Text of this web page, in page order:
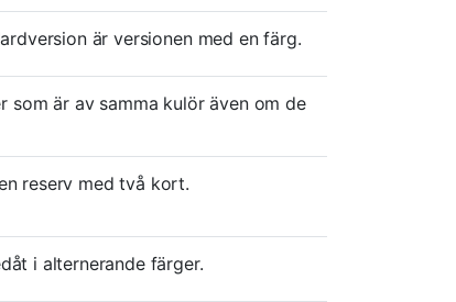
är versionen med en färg.
som är av samma kulör även om de
reserv med två kort.
i alternerande färger.